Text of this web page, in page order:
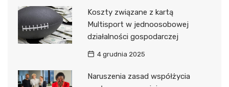
Koszty związane z kartą
Multisport w jednoosobowej
działalności gospodarczej
4 grudnia 2025
Naruszenia zasad współżycia